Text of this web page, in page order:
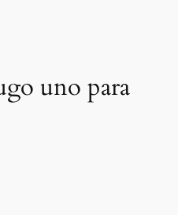
uno para